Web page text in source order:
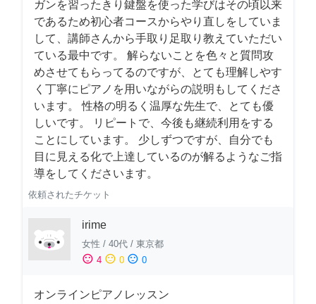
ガンを習ったきり鍵盤を使った学びはその頃以来
であるため初心者コースからやり直しをしていま
して、講師さんから手取り足取り教えていただい
ている最中です。 解らないことを色々と質問攻
めさせてもらってるのですが、とても理解しやす
く丁寧にピアノを用いながらの説明もしてくださ
います。 性格の明るく温厚な先生で、とても優
しいです。 リピートで、今後も継続利用をする
ことにしています。 少しずつですが、自分でも
目に見える化で上達しているのが解るようなご指
導をしてくださいます。
依頼されたチケット
irime
女性 / 40代 / 東京都
sentiment_satisfied 4 sentiment_neutral 0 sentiment_dissatisfied 0
オンラインピアノレッスン